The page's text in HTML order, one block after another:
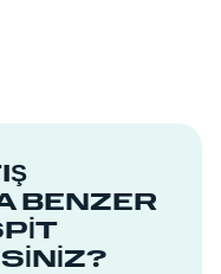
BENZER